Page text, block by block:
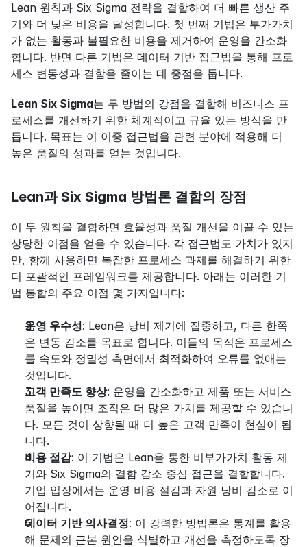
Lean 원칙과 Six Sigma 전략을 결합하여 더 빠른 생산 주
기와 더 낮은 비용을 달성합니다. 첫 번째 기법은 부가가치
가 없는 활동과 불필요한 비용을 제거하여 운영을 간소화
합니다. 반면 다른 기법은 데이터 기반 접근법을 통해 프로
세스 변동성과 결함을 줄이는 데 중점을 둡니다.
Lean Six Sigma는 두 방법의 강점을 결합해 비즈니스 프
로세스를 개선하기 위한 체계적이고 규율 있는 방식을 만
듭니다. 목표는 이 이중 접근법을 관련 분야에 적용해 더
높은 품질의 성과를 얻는 것입니다.
Lean과 Six Sigma 방법론 결합의 장점
이 두 원칙을 결합하면 효율성과 품질 개선을 이끌 수 있는
상당한 이점을 얻을 수 있습니다. 각 접근법도 가치가 있지
만, 함께 사용하면 복잡한 프로세스 과제를 해결하기 위한
더 포괄적인 프레임워크를 제공합니다. 아래는 이러한 기
법 통합의 주요 이점 몇 가지입니다:
운영 우수성: Lean은 낭비 제거에 집중하고, 다른 한쪽
은 변동 감소를 목표로 합니다. 이들의 목적은 프로세스
를 속도와 정밀성 측면에서 최적화하여 오류를 없애는
것입니다.
고객 만족도 향상: 운영을 간소화하고 제품 또는 서비스
품질을 높이면 조직은 더 많은 가치를 제공할 수 있습니
다. 모든 것이 상향될 때 더 높은 고객 만족이 현실이 됩
니다.
비용 절감: 이 기법은 Lean을 통한 비부가가치 활동 제
거와 Six Sigma의 결함 감소 중심 접근을 결합합니다.
기업 입장에서는 운영 비용 절감과 자원 낭비 감소로 이
어집니다.
데이터 기반 의사결정: 이 강력한 방법론은 통계를 활용
해 문제의 근본 원인을 식별하고 개선을 측정하도록 장